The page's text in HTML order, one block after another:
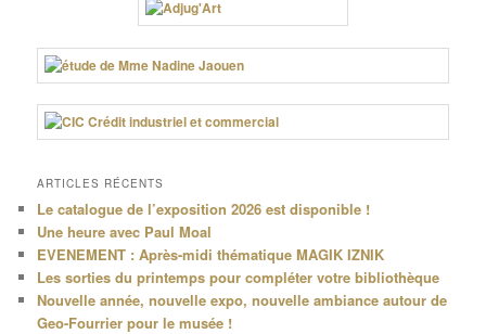
ARTICLES RÉCENTS
Le catalogue de l’exposition 2026 est disponible !
Une heure avec Paul Moal
EVENEMENT : Après-midi thématique MAGIK IZNIK
Les sorties du printemps pour compléter votre bibliothèque
Nouvelle année, nouvelle expo, nouvelle ambiance autour de
Geo-Fourrier pour le musée !